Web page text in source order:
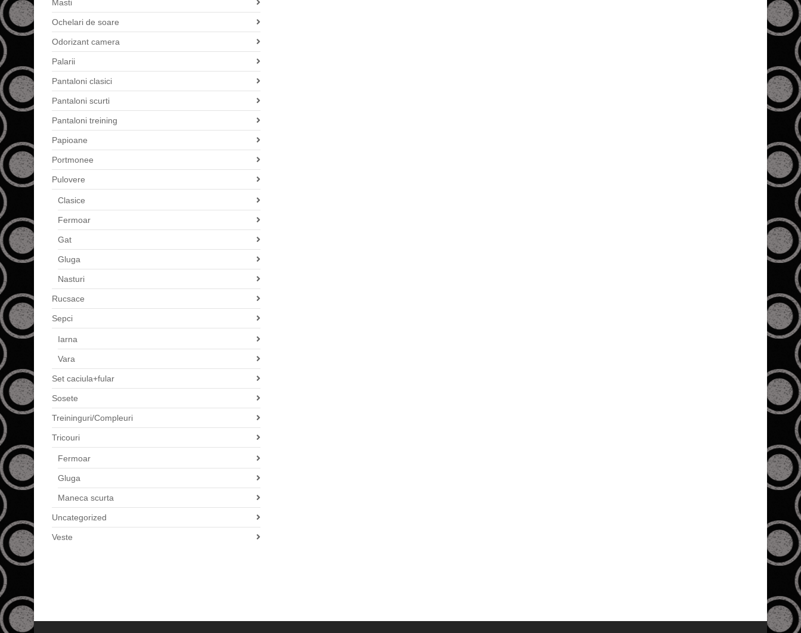
Masti
Ochelari de soare
Odorizant camera
Palarii
Pantaloni clasici
Pantaloni scurti
Pantaloni treining
Papioane
Portmonee
Pulovere
Clasice
Fermoar
Gat
Gluga
Nasturi
Rucsace
Sepci
Iarna
Vara
Set caciula+fular
Sosete
Treininguri/Compleuri
Tricouri
Fermoar
Gluga
Maneca scurta
Uncategorized
Veste